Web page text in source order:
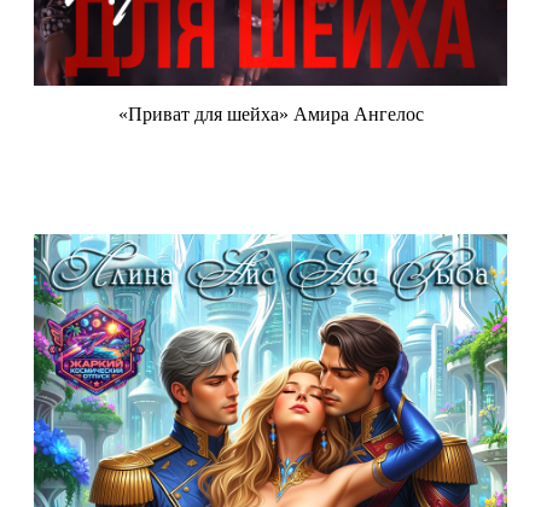
«Приват для шейха» Амира Ангелос